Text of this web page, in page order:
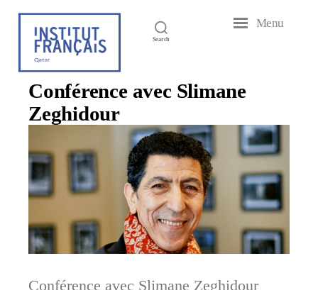
Search
French
Institute
Qatar
Menu
Conférence avec Slimane
Zeghidour
Conférence avec Slimane Zeghidour